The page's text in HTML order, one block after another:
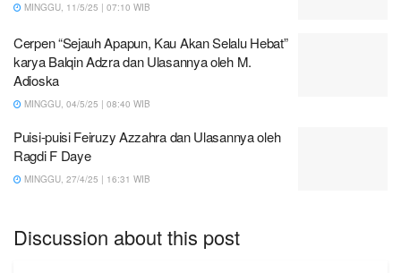
MINGGU, 11/5/25 | 07:10 WIB
Cerpen “Sejauh Apapun, Kau Akan Selalu Hebat”
karya Balqin Adzra dan Ulasannya oleh M.
Adioska
MINGGU, 04/5/25 | 08:40 WIB
Puisi-puisi Feiruzy Azzahra dan Ulasannya oleh
Ragdi F Daye
MINGGU, 27/4/25 | 16:31 WIB
Discussion about this post